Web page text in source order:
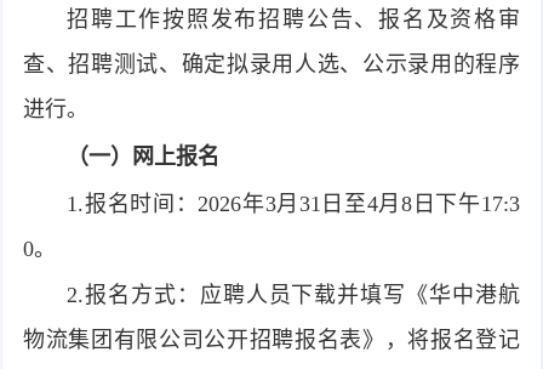
招聘工作按照发布招聘公告、报名及资格审
查、招聘测试、确定拟录用人选、公示录用的程序
进行｡
（一）网上报名
1.报名时间：2026年3月31日至4月8日下午17:3
0。
2.报名方式：应聘人员下载并填写《华中港航
物流集团有限公司公开招聘报名表》，将报名登记